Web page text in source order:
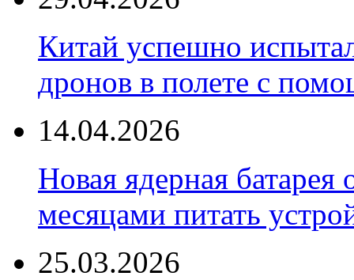
Китай успешно
дронов в полете с
14.04.2026
Новая ядерная батарея
месяцами питать
25.03.2026